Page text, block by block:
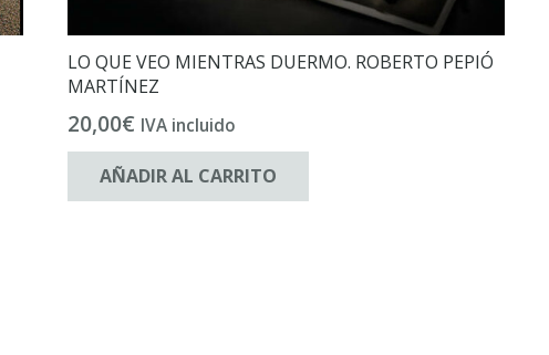
LO QUE VEO MIENTRAS DUERMO. ROBERTO PEPIÓ
MARTÍNEZ
20,00€ IVA incluido
AÑADIR AL CARRITO